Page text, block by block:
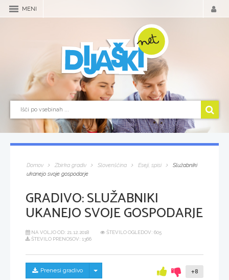
MENI
Domov Zbirka gradiv Slovenščina Eseji, spisi
Služabniki
ukanejo svoje gospodarje
GRADIVO:SLUŽABNIKI
UKANEJO SVOJE GOSPODARJE
NA VOLJO OD: 21.12.2018
ŠTEVILO OGLEDOV: 605
ŠTEVILO PRENOSOV: 1366
Prenesi gradivo Skrij/prikaži meni +8